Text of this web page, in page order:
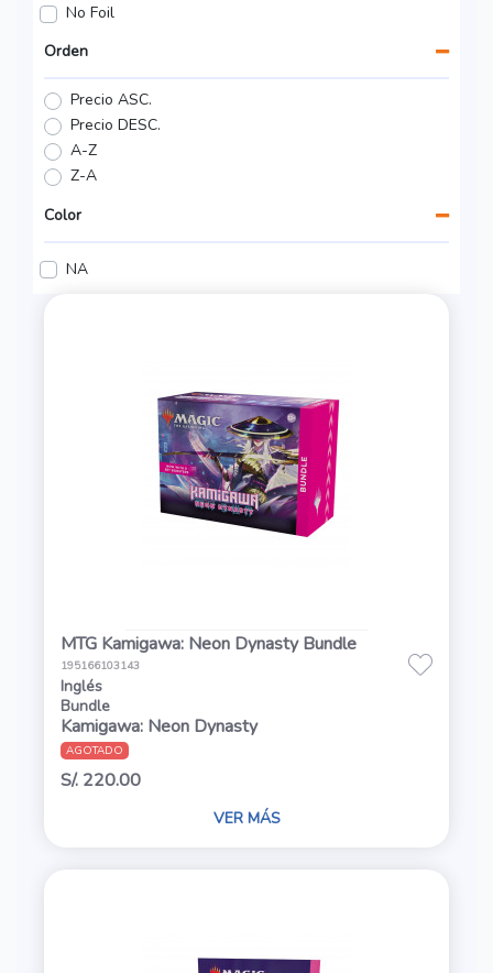
No Foil
Orden
Precio ASC.
Precio DESC.
A-Z
Z-A
Color
NA
MTG Kamigawa: Neon Dynasty Bundle
195166103143
Inglés
Bundle
Kamigawa: Neon Dynasty
AGOTADO
S/. 220.00
VER MÁS